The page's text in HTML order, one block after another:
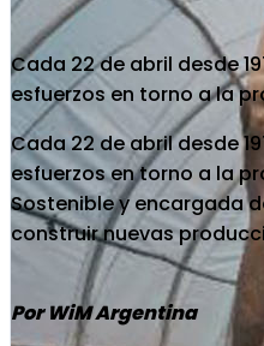
Cada 22 de abril desde
esfuerzos en torno a la
Cada 22 de abril desde
esfuerzos en torno a la
Sostenible y encargada
construir nuevas
Por WiM Argentina